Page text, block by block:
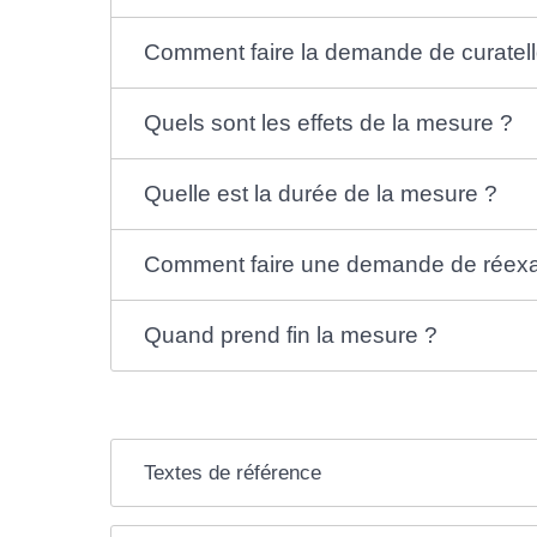
Comment faire la demande de
Quels sont les effets de la mesure ?
Quelle est la durée de la mesure ?
Comment faire une demande de
Quand prend fin la mesure ?
Textes de référence